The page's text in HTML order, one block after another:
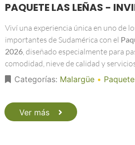
PAQUETE LAS LEÑAS -
Viví una experiencia única en uno de
importantes de Sudamérica con el
2026, diseñado especialmente para
comodidad, nieve de calidad y
Categorías: Malargüe •
Ver más